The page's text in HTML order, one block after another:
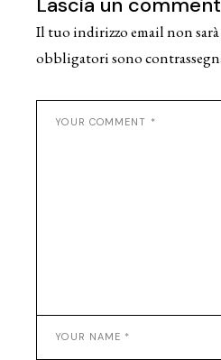
Il tuo indirizzo email non
obbligatori sono